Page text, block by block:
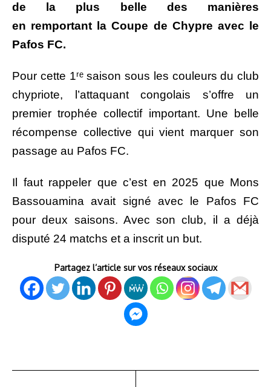
de la plus belle des manières
en remportant la Coupe de Chypre avec le
Pafos FC.
Pour cette 1ʳᵉ saison sous les couleurs du club
chypriote, l’attaquant congolais s’offre un
premier trophée collectif important. Une belle
récompense collective qui vient marquer son
passage au Pafos FC.
Il faut rappeler que c’est en 2025 que Mons
Bassouamina avait signé avec le Pafos FC
pour deux saisons. Avec son club, il a déjà
disputé 24 matchs et a inscrit un but.
Partagez l’article sur vos réseaux sociaux